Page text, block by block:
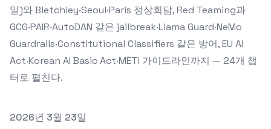
일)와 Bletchley·Seoul·Paris 정상회담, Red Teaming과
GCG·PAIR·AutoDAN 같은 jailbreak·Llama Guard·NeMo
Guardrails·Constitutional Classifiers 같은 방어, EU AI
Act·Korean AI Basic Act·METI 가이드라인까지 — 24개 챕
터로 펼친다.
Published on
2026년 3월 23일